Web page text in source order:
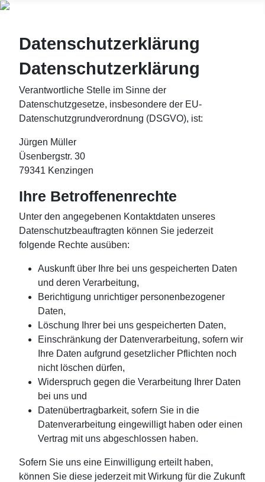
Datenschutzerklärung
Datenschutzerklärung
Verantwortliche Stelle im Sinne der
Datenschutzgesetze, insbesondere der EU-
Datenschutzgrundverordnung (DSGVO), ist:
Jürgen Müller
Üsenbergstr. 30
79341 Kenzingen
Ihre Betroffenenrechte
Unter den angegebenen Kontaktdaten unseres
Datenschutzbeauftragten können Sie jederzeit
folgende Rechte ausüben:
Auskunft über Ihre bei uns gespeicherten Daten
und deren Verarbeitung,
Berichtigung unrichtiger personenbezogener
Daten,
Löschung Ihrer bei uns gespeicherten Daten,
Einschränkung der Datenverarbeitung, sofern wir
Ihre Daten aufgrund gesetzlicher Pflichten noch
nicht löschen dürfen,
Widerspruch gegen die Verarbeitung Ihrer Daten
bei uns und
Datenübertragbarkeit, sofern Sie in die
Datenverarbeitung eingewilligt haben oder einen
Vertrag mit uns abgeschlossen haben.
Sofern Sie uns eine Einwilligung erteilt haben,
können Sie diese jederzeit mit Wirkung für die Zukunft